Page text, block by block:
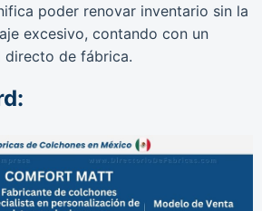
poder renovar inventario sin la
excesivo, contando con un
directo de fábrica.